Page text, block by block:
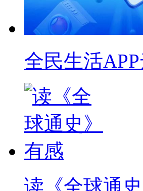
全民生活
读《全球通